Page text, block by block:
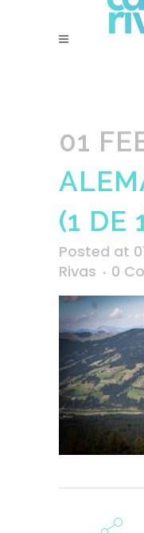
01
(1 DE
Posted at
Rivas
0